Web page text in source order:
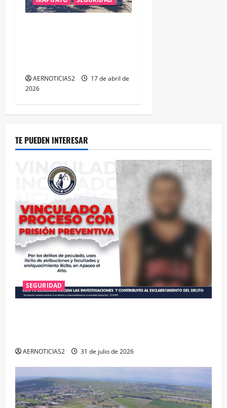
AERNOTICIAS2
17 de abril de
2026
TE PUEDEN INTERESAR
SEGURIDAD
AERNOTICIAS2 31 de julio de 2026